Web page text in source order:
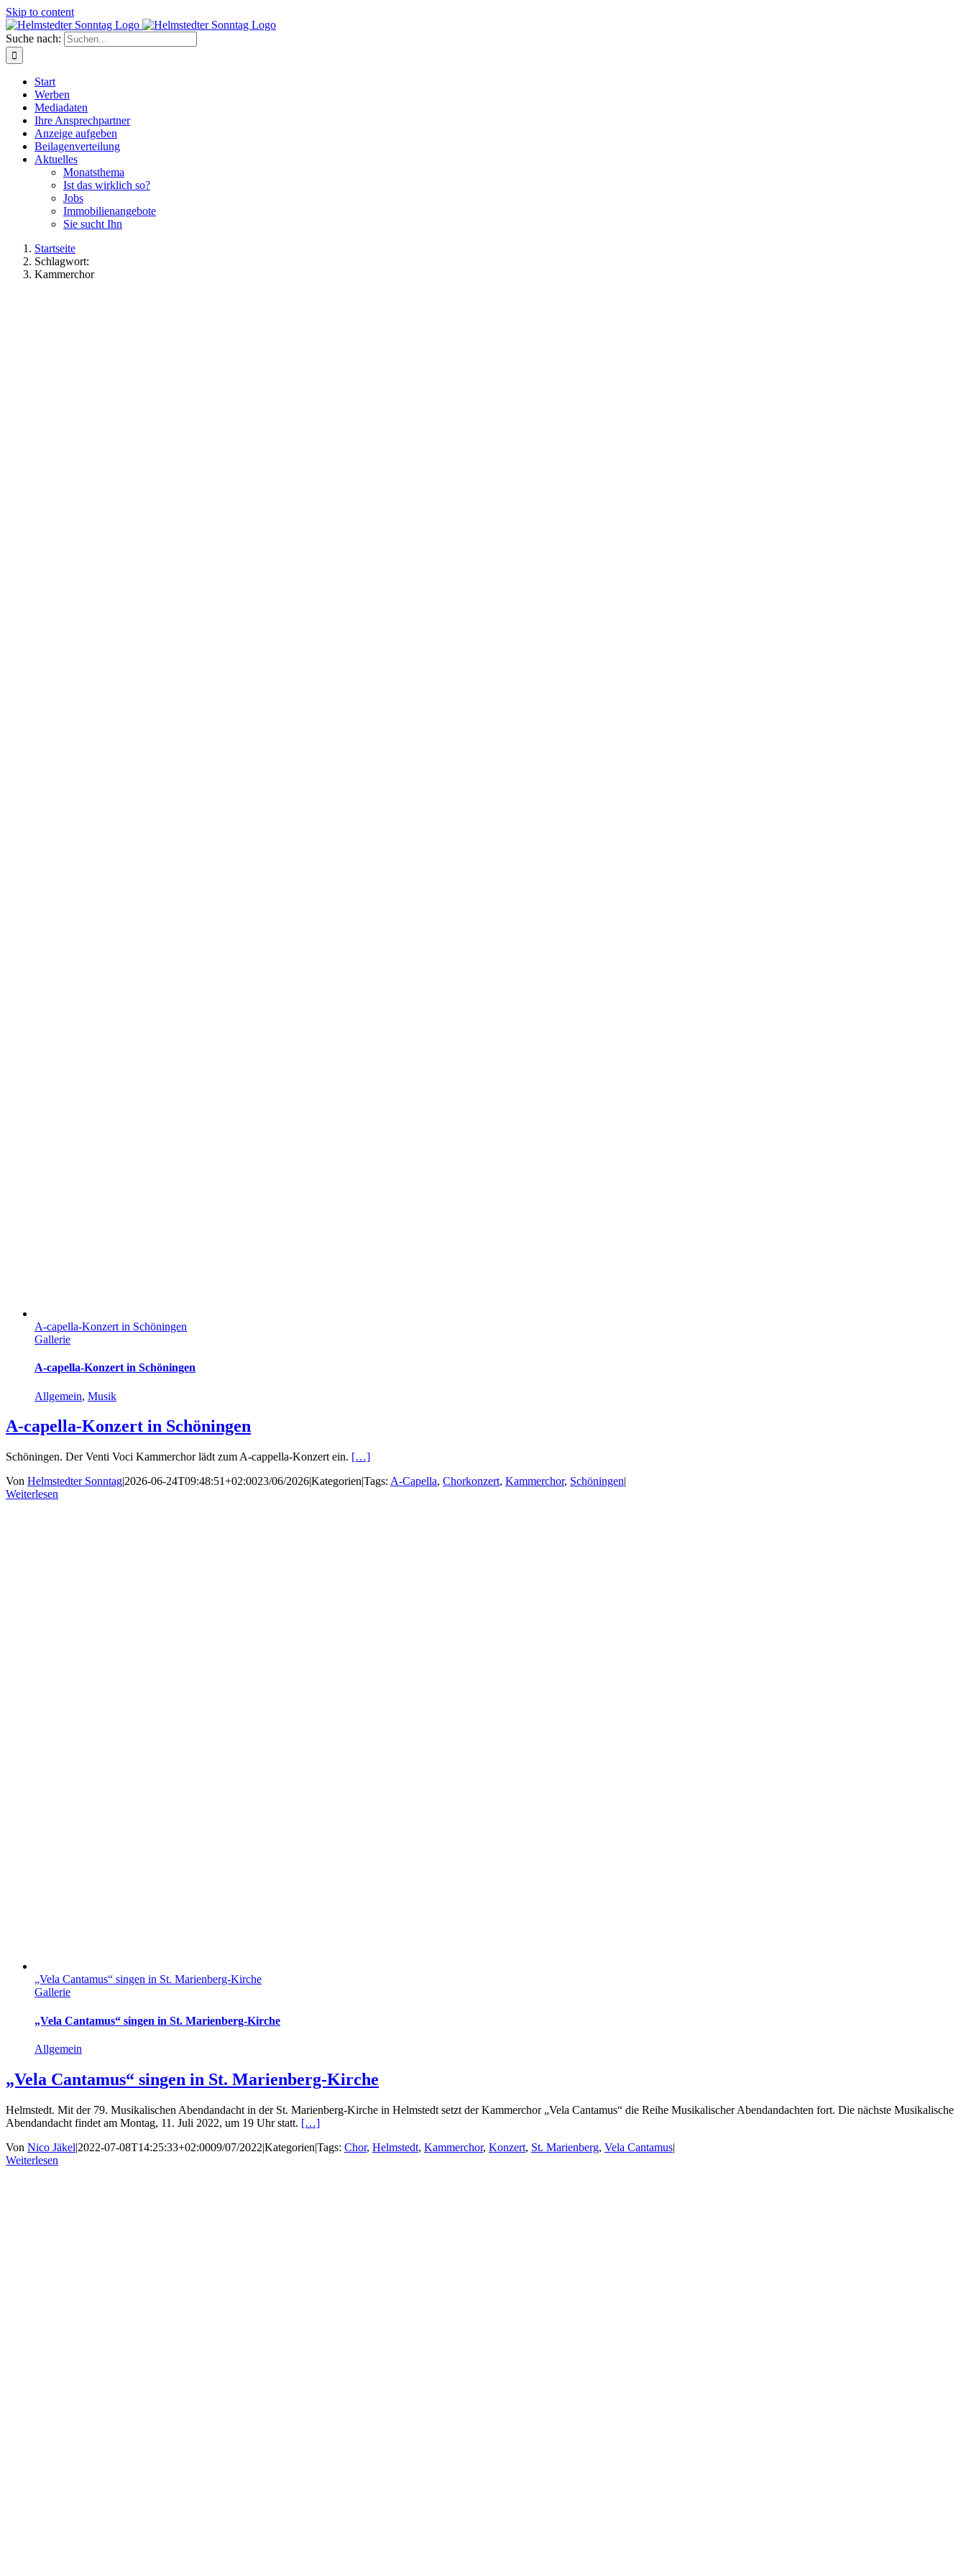
Skip to content
Suche nach:
Start
Werben
Mediadaten
Ihre Ansprechpartner
Anzeige aufgeben
Beilagenverteilung
Aktuelles
Monatsthema
Ist das wirklich so?
Jobs
Immobilienangebote
Sie sucht Ihn
Startseite
Schlagwort:
Kammerchor
A-capella-Konzert in Schöningen
Gallerie
A-capella-Konzert in Schöningen
Allgemein, Musik
A-capella-Konzert in Schöningen
Schöningen. Der Venti Voci Kammerchor lädt zum A-cappella-Konzert ein. […]
Von Helmstedter Sonntag|2026-06-24T09:48:51+02:0023/06/2026|Kategorien|Tags: A-Capella, Chorkonzert, Kammerchor, Schöningen|
Weiterlesen
„Vela Cantamus“ singen in St. Marienberg-Kirche
Gallerie
„Vela Cantamus“ singen in St. Marienberg-Kirche
Allgemein
„Vela Cantamus“ singen in St. Marienberg-Kirche
Helmstedt. Mit der 79. Musikalischen Abendandacht in der St. Marienberg-Kirche in Helmstedt setzt der Kammerchor „Vela Cantamus“ die Reihe Musikalischer Abendandachten fort. Die nächste Musikalische
Abendandacht findet am Montag, 11. Juli 2022, um 19 Uhr statt. […]
Von Nico Jäkel|2022-07-08T14:25:33+02:0009/07/2022|Kategorien|Tags: Chor, Helmstedt, Kammerchor, Konzert, St. Marienberg, Vela Cantamus|
Weiterlesen